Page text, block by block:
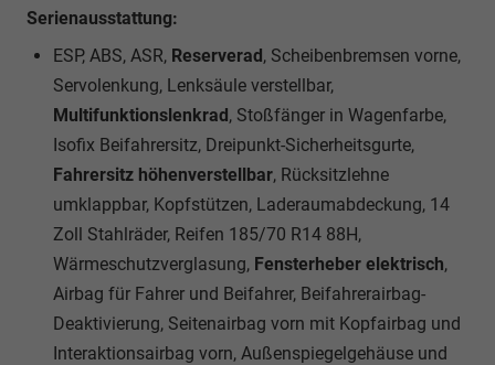
Serienausstattung:
ESP, ABS, ASR, Reserverad, Scheibenbremsen vorne,
Servolenkung, Lenksäule verstellbar,
Multifunktionslenkrad, Stoßfänger in Wagenfarbe,
Isofix Beifahrersitz, Dreipunkt-Sicherheitsgurte,
Fahrersitz höhenverstellbar, Rücksitzlehne
umklappbar, Kopfstützen, Laderaumabdeckung, 14
Zoll Stahlräder, Reifen 185/70 R14 88H,
Wärmeschutzverglasung, Fensterheber elektrisch,
Airbag für Fahrer und Beifahrer, Beifahrerairbag-
Deaktivierung, Seitenairbag vorn mit Kopfairbag und
Interaktionsairbag vorn, Außenspiegelgehäuse und